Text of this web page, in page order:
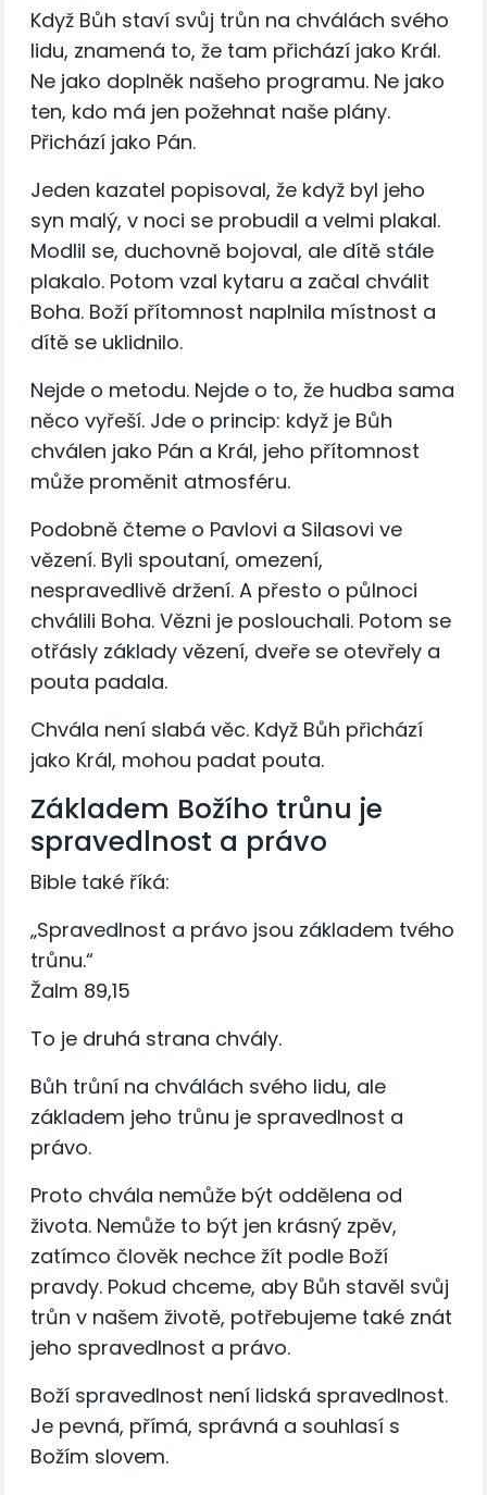
Když Bůh staví svůj trůn na chválách svého
lidu, znamená to, že tam přichází jako Král.
Ne jako doplněk našeho programu. Ne jako
ten, kdo má jen požehnat naše plány.
Přichází jako Pán.
Jeden kazatel popisoval, že když byl jeho
syn malý, v noci se probudil a velmi plakal.
Modlil se, duchovně bojoval, ale dítě stále
plakalo. Potom vzal kytaru a začal chválit
Boha. Boží přítomnost naplnila místnost a
dítě se uklidnilo.
Nejde o metodu. Nejde o to, že hudba sama
něco vyřeší. Jde o princip: když je Bůh
chválen jako Pán a Král, jeho přítomnost
může proměnit atmosféru.
Podobně čteme o Pavlovi a Silasovi ve
vězení. Byli spoutaní, omezení,
nespravedlivě držení. A přesto o půlnoci
chválili Boha. Vězni je poslouchali. Potom se
otřásly základy vězení, dveře se otevřely a
pouta padala.
Chvála není slabá věc. Když Bůh přichází
jako Král, mohou padat pouta.
Základem Božího trůnu je
spravedlnost a právo
Bible také říká:
„Spravedlnost a právo jsou základem tvého
trůnu.“
Žalm 89,15
To je druhá strana chvály.
Bůh trůní na chválách svého lidu, ale
základem jeho trůnu je spravedlnost a
právo.
Proto chvála nemůže být oddělena od
života. Nemůže to být jen krásný zpěv,
zatímco člověk nechce žít podle Boží
pravdy. Pokud chceme, aby Bůh stavěl svůj
trůn v našem životě, potřebujeme také znát
jeho spravedlnost a právo.
Boží spravedlnost není lidská spravedlnost.
Je pevná, přímá, správná a souhlasí s
Božím slovem.